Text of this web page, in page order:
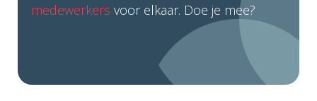
medewerkers voor elkaar. Doe je mee?